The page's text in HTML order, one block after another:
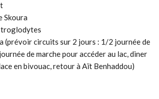
Skoura
(prévoir circuits sur 2 jours : 1/2 journée de
de marche pour accéder au lac, diner
en bivouac, retour à Aït Benhaddou)